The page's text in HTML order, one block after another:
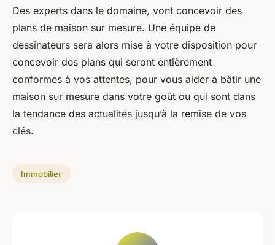
Des experts dans le domaine, vont concevoir des
plans de maison sur mesure. Une équipe de
dessinateurs sera alors mise à votre disposition pour
concevoir des plans qui seront entièrement
conformes à vos attentes, pour vous aider à bâtir une
maison sur mesure dans votre goût ou qui sont dans
la tendance des actualités jusqu’à la remise de vos
clés.
Immobilier